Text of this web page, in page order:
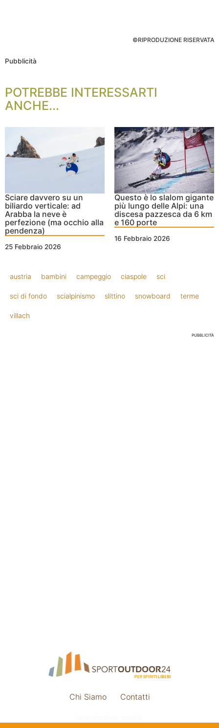
©RIPRODUZIONE RISERVATA
Pubblicità
POTREBBE INTERESSARTI
ANCHE...
Sciare davvero su un
biliardo verticale: ad
Arabba la neve è
perfezione (ma occhio alla
pendenza)
25 Febbraio 2026
Questo è lo slalom gigante
più lungo delle Alpi: una
discesa pazzesca da 6 km
e 160 porte
16 Febbraio 2026
austria bambini campeggio ciaspole sci
sci di fondo scialpinismo slittino snowboard terme
villach
PUBBLICITÀ
Chi Siamo Contatti